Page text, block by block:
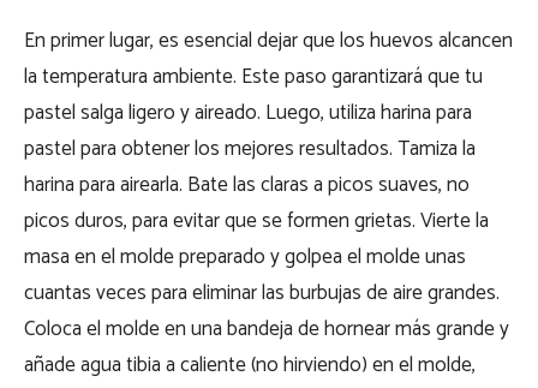
En primer lugar, es esencial dejar que los huevos alcancen
la temperatura ambiente. Este paso garantizará que tu
pastel salga ligero y aireado. Luego, utiliza harina para
pastel para obtener los mejores resultados. Tamiza la
harina para airearla. Bate las claras a picos suaves, no
picos duros, para evitar que se formen grietas.Vierte la
masa en el molde preparado y golpea el molde unas
cuantas veces para eliminar las burbujas de aire grandes.
Coloca el molde en una bandeja de hornear más grande y
añade agua tibia a caliente (no hirviendo) en el molde,